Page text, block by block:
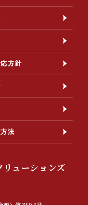
方針
法
ューションズ